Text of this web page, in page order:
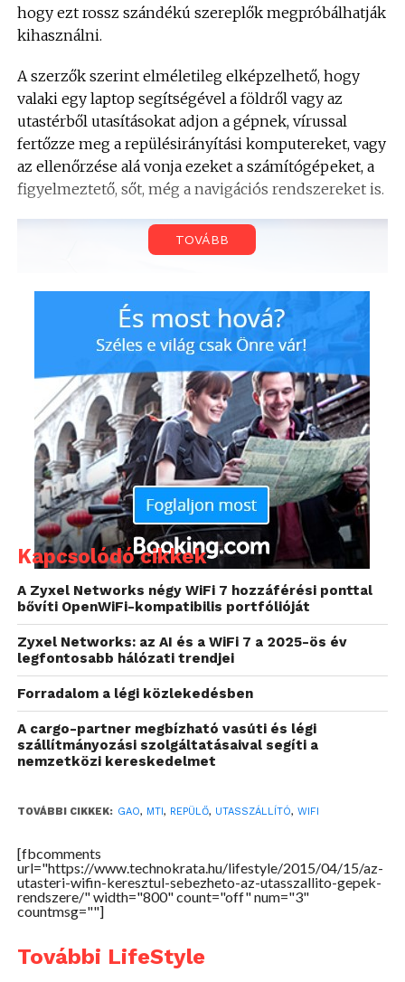
hogy ezt rossz szándékú szereplők megpróbálhatják
kihasználni.
A szerzők szerint elméletileg elképzelhető, hogy
valaki egy laptop segítségével a földről vagy az
utastérből utasításokat adjon a gépnek, vírussal
fertőzze meg a repülésirányítási komputereket, vagy
az ellenőrzése alá vonja ezeket a számítógépeket, a
figyelmeztető, sőt, még a navigációs rendszereket is.
Hichael Huerta, az amerikai Szövetségi Légügyi
Hatóság (FAA) igazgatója egyetértett a jelentéssel, és
kijelentette, hogy az irányítása alatt álló hatóság
együttműködésbe kezdett kormányzati
kiberbiztonsági szakértőkkel, beleértve a
Nemzetbiztonsági Ügynökség (NSA) embereit, hogy
megtegyék a szükséges óvintézkedéseket.
A GAO által a jelentés megírására felkért
kiberbiztonsági szakemberek szerint a
pilótafülke és az adott géptípus szórakoztató
használja. A jelentés egyik szerzője, Gerald
Dillingham a CNN-nek kijelentette, hogy ez például
a Boeing 787-es Dreamliner, valamint az Airbus
A régebbi típusú, 20 éves vagy annál idősebb gépek,
TOVÁBB
Kapcsolódó cikkek
A Zyxel Networks négy WiFi 7 hozzáférési ponttal
bővíti OpenWiFi-kompatibilis portfólióját
Zyxel Networks: az AI és a WiFi 7 a 2025-ös év
legfontosabb hálózati trendjei
Forradalom a légi közlekedésben
A cargo-partner megbízható vasúti és légi
szállítmányozási szolgáltatásaival segíti a
nemzetközi kereskedelmet
TOVÁBBI CIKKEK: GAO, MTI, REPÜLŐ, UTASSZÁLLÍTÓ, WIFI
[fbcomments
url="https://www.technokrata.hu/lifestyle/2015/04/15/az-
utasteri-wifin-keresztul-sebezheto-az-utasszallito-gepek-
rendszere/" width="800" count="off" num="3"
countmsg=""]
További LifeStyle